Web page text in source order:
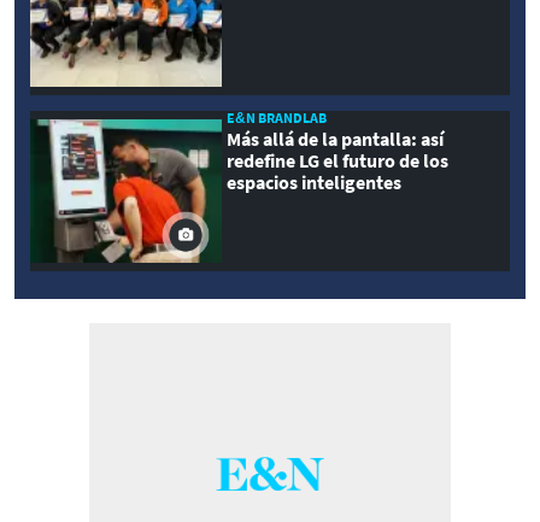
E&N BRANDLAB
Más allá de la pantalla: así
redefine LG el futuro de los
espacios inteligentes